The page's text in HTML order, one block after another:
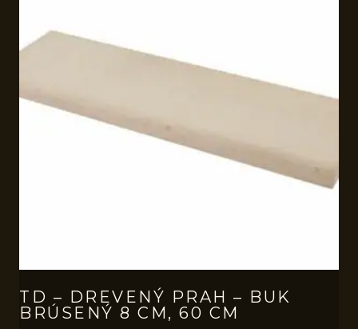
TD – DREVENÝ PRAH – BUK
BRÚSENÝ 8 CM, 60 CM